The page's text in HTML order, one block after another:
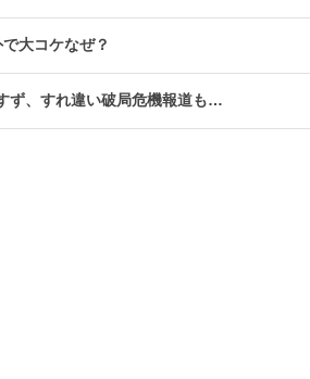
で大コケなぜ？
ず、すれ違い破局危機報道も…